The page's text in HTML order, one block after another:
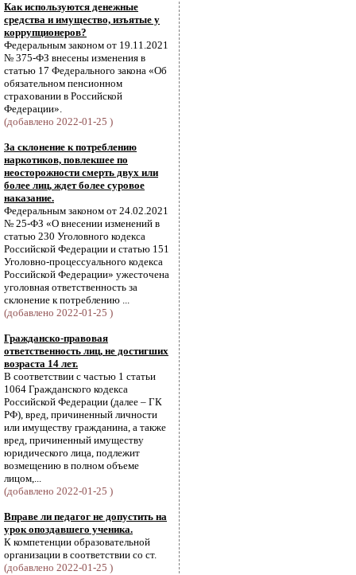
Как используются денежные
средства и имущество, изъятые у
коррупционеров?
Федеральным законом от 19.11.2021
№ 375-ФЗ внесены изменения в
статью 17 Федерального закона «Об
обязательном пенсионном
страховании в Российской
Федерации».
(добавлено 2022-01-25 )
За склонение к потреблению
наркотиков, повлекшее по
неосторожности смерть двух или
более лиц, ждет более суровое
наказание.
Федеральным законом от 24.02.2021
№ 25-ФЗ «О внесении изменений в
статью 230 Уголовного кодекса
Российской Федерации и статью 151
Уголовно-процессуального кодекса
Российской Федерации» ужесточена
уголовная ответственность за
склонение к потреблению ...
(добавлено 2022-01-25 )
Гражданско-правовая
ответственность лиц, не достигших
возраста 14 лет.
В соответствии с частью 1 статьи
1064 Гражданского кодекса
Российской Федерации (далее – ГК
РФ), вред, причиненный личности
или имуществу гражданина, а также
вред, причиненный имуществу
юридического лица, подлежит
возмещению в полном объеме
лицом,...
(добавлено 2022-01-25 )
Вправе ли педагог не допустить на
урок опоздавшего ученика.
К компетенции образовательной
организации в соответствии со ст.
(добавлено 2022-01-25 )